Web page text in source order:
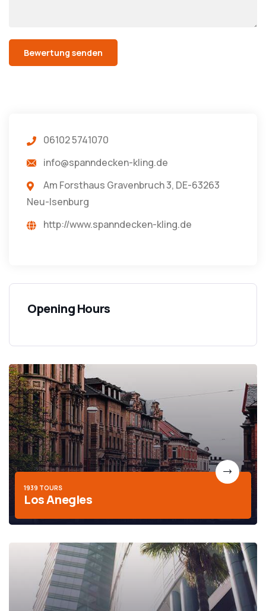
06102 5741070
info@spanndecken-kling.de
Am Forsthaus Gravenbruch 3, DE-63263
Neu-Isenburg
http://www.spanndecken-kling.de
Opening Hours
1939 TOURS
Los Anegles